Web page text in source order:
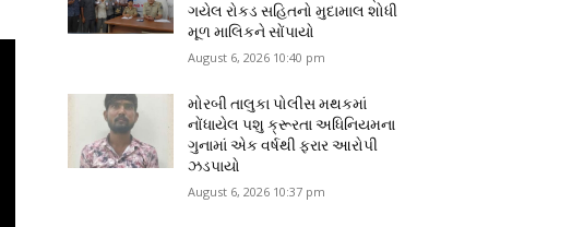
ગયેલ રોકડ સહિતનો મુદામાલ શોધી
મૂળ માલિકને સોંપાયો
August 6, 2026 10:40 pm
મોરબી તાલુકા પોલીસ મથકમાં
નોંધાયેલ પશુ ક્રૂરતા અધિનિયમના
ગુનામાં એક વર્ષથી ફરાર આરોપી
ઝડપાયો
August 6, 2026 10:37 pm